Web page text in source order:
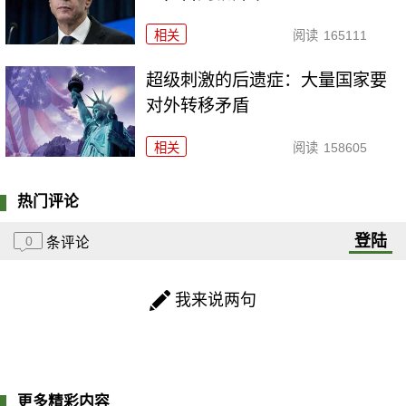
相关 阅读 165111
超级刺激的后遗症：大量国家要
对外转移矛盾
相关 阅读 158605
热门评论
0 条评论 登陆
我来说两句
更多精彩内容